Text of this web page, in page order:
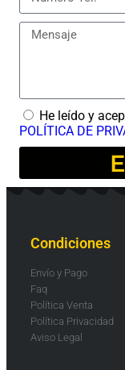
He leído y
POLÍTICA DE
Condiciones
Envío y Pago
Faq
Política Venta
Política Privacidad
Aviso Legal